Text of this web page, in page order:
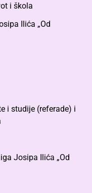
i škola
Ilića „Od
i studije (referade) i
Josipa Ilića „Od